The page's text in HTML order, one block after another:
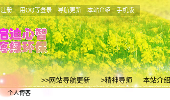
注册 用QQ等登录 导航更新 本站介绍 手机版
本站介绍
>精神导师
>>网站导航更新
个人博客